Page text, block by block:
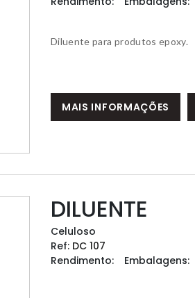
Diluente para produtos epoxy.
MAIS INFORMAÇÕES
DILUENTE
Celuloso
Ref: DC 107
Rendimento:
Embalagens: